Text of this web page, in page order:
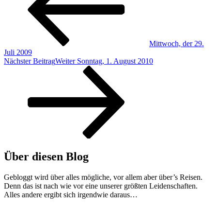
Mittwoch, der 29.
Juli 2009
Nächster BeitragWeiter Sonntag, 1. August 2010
Über diesen Blog
Gebloggt wird über alles mögliche, vor allem aber über’s Reisen.
Denn das ist nach wie vor eine unserer größten Leidenschaften.
Alles andere ergibt sich irgendwie daraus…